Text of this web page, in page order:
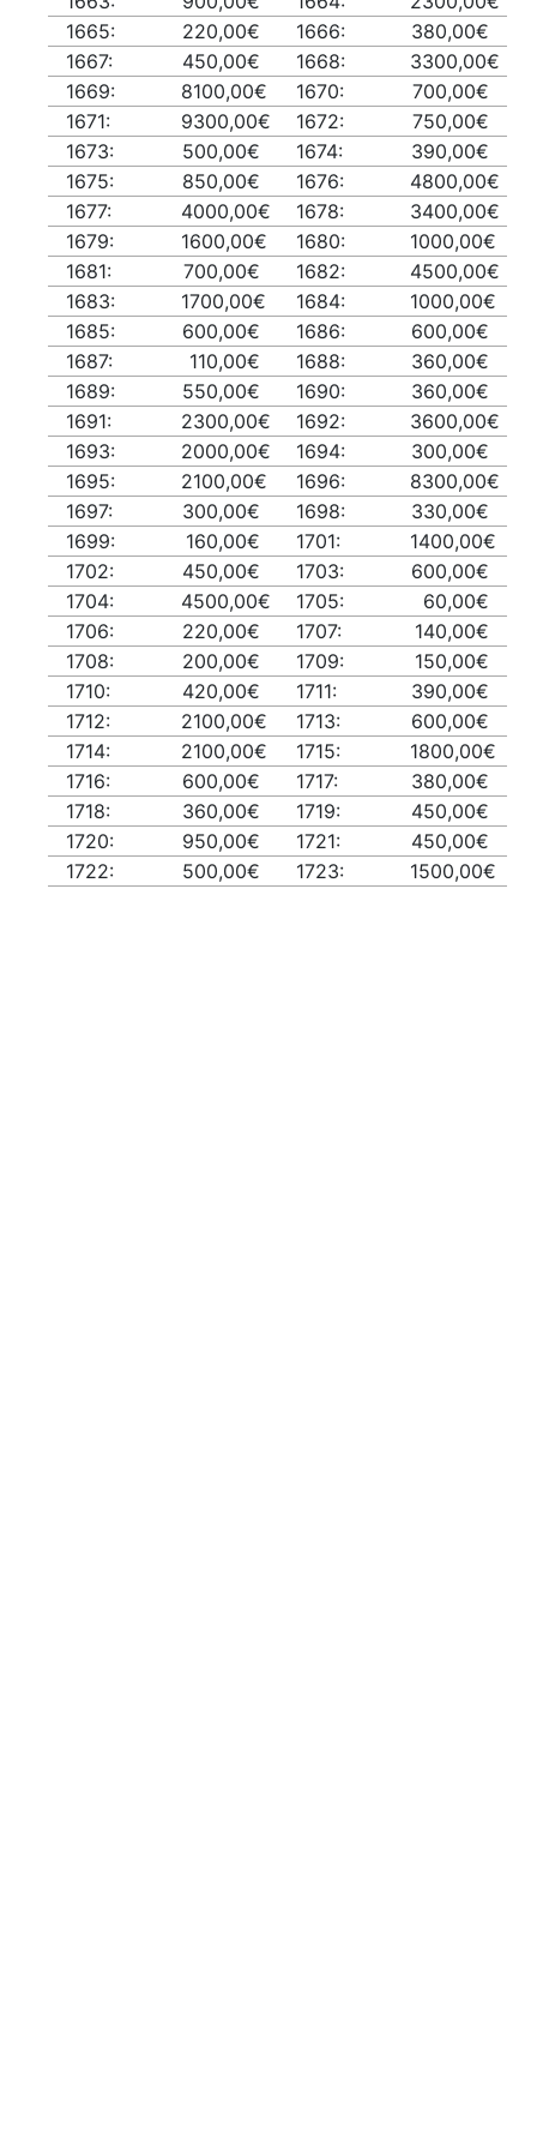
1665:
220,00€ 1666:
380,00€
1667:
450,00€ 1668:
3300,00€
1669:
8100,00€ 1670:
700,00€
1671:
9300,00€ 1672:
750,00€
1673:
500,00€ 1674:
390,00€
1675:
850,00€ 1676:
4800,00€
1677:
4000,00€ 1678:
3400,00€
1679:
1600,00€ 1680:
1000,00€
1681:
700,00€ 1682:
4500,00€
1683:
1700,00€ 1684:
1000,00€
1685:
600,00€ 1686:
600,00€
1687:
110,00€ 1688:
360,00€
1689:
550,00€ 1690:
360,00€
1691:
2300,00€ 1692:
3600,00€
1693:
2000,00€ 1694:
300,00€
1695:
2100,00€ 1696:
8300,00€
1697:
300,00€ 1698:
330,00€
1699:
160,00€ 1701:
1400,00€
1702:
450,00€ 1703:
600,00€
1704:
4500,00€ 1705:
60,00€
1706:
220,00€ 1707:
140,00€
1708:
200,00€ 1709:
150,00€
1710:
420,00€ 1711:
390,00€
1712:
2100,00€ 1713:
600,00€
1714:
2100,00€ 1715:
1800,00€
1716:
600,00€ 1717:
380,00€
1718:
360,00€ 1719:
450,00€
1720:
950,00€ 1721:
450,00€
1722:
500,00€ 1723: 1500,00€